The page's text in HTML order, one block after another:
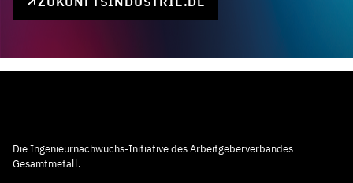
Die Ingenieurnachwuchs-Initiative des Arbeitgeberverbandes
Gesamtmetall.